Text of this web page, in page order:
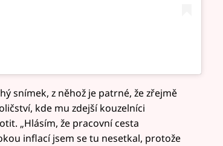
snímek, z něhož je patrné, že zřejmě
kde mu zdejší kouzelníci
„Hlásím, že pracovní cesta
inflací jsem se tu nesetkal, protože